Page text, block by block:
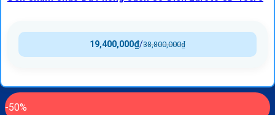
38,800,000₫
/
19,400,000₫
-50%